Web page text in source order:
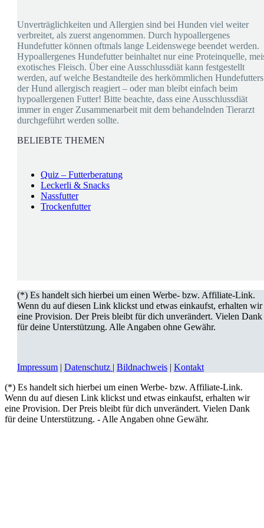
Unverträglichkeiten und Allergien sind bei Hunden viel weiter
verbreitet, als zuerst angenommen. Durch hypoallergenes
Hundefutter können oftmals lange Leidenswege beendet werden.
Hypoallergenes Hundefutter beinhaltet nur eine Proteinquelle,
exotisches Fleisch. Über eine Ausschlussdiät kann festgestellt
werden, auf welche Bestandteile des herkömmlichen Hundefutters
der Hund allergisch reagiert – oder man bleibt einfach beim
hypoallergenen Futter! Bitte beachte, dass eine Ausschlussdiät
immer in enger Zusammenarbeit mit dem behandelnden Tierarzt
durchgeführt werden sollte.
BELIEBTE THEMEN
Quiz – Futterberatung
Leckerli & Snacks
Nassfutter
Trockenfutter
(*) Es handelt sich hierbei um einen Werbe- bzw. Affiliate-Link.
Wenn du auf diesen Link klickst und etwas einkaufst, erhalten wir
eine Provision. Der Preis bleibt für dich unverändert. Vielen Dank
für deine Unterstützung. Alle Angaben ohne Gewähr.
Impressum | Datenschutz | Bildnachweis | Kontakt
(*) Es handelt sich hierbei um einen Werbe- bzw. Affiliate-Link.
Wenn du auf diesen Link klickst und etwas einkaufst, erhalten wir
eine Provision. Der Preis bleibt für dich unverändert. Vielen Dank
für deine Unterstützung. - Alle Angaben ohne Gewähr.